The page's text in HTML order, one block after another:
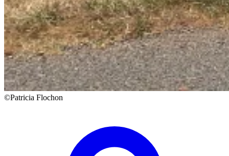
©Patricia Flochon